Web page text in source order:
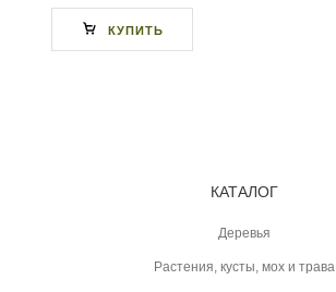
КУПИТЬ
КАТАЛОГ
Деревья
Растения, кусты, мох и трава